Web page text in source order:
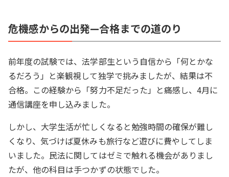
危機感からの出発—合格までの道のり
前年度の試験では、法学部生という自信から「何とかな
るだろう」と楽観視して独学で挑みましたが、結果は不
合格。この経験から「努力不足だった」と痛感し、4月に
通信講座を申し込みました。
しかし、大学生活が忙しくなると勉強時間の確保が難し
くなり、気づけば夏休みも旅行など遊びに費やしてしま
いました。民法に関してはゼミで触れる機会がありまし
たが、他の科目は手つかずの状態でした。